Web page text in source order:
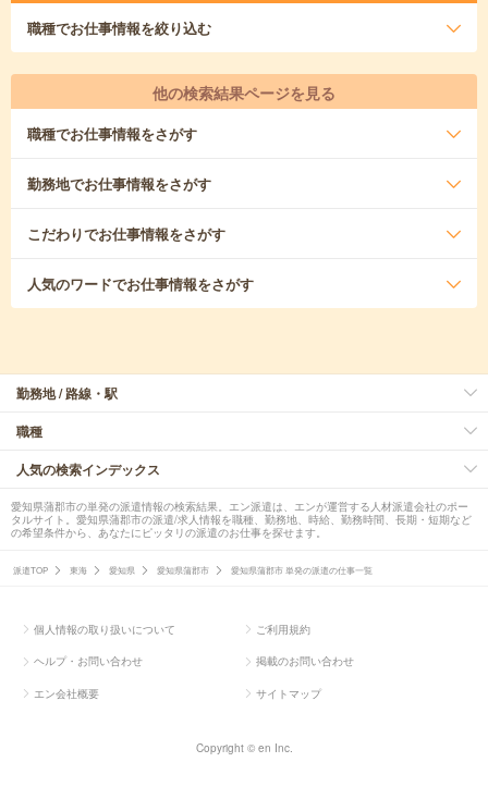
職種でお仕事情報を絞り込む
他の検索結果ページを見る
職種でお仕事情報をさがす
勤務地でお仕事情報をさがす
こだわりでお仕事情報をさがす
人気のワードでお仕事情報をさがす
勤務地 / 路線・駅
職種
人気の検索インデックス
愛知県蒲郡市の単発の派遣情報の検索結果。エン派遣は、エンが運営する人材派遣会社のポー
タルサイト。愛知県蒲郡市の派遣/求人情報を職種、勤務地、時給、勤務時間、長期・短期など
の希望条件から、あなたにピッタリの派遣のお仕事を探せます。
派遣TOP 東海 愛知県 愛知県蒲郡市 愛知県蒲郡市 単発の派遣の仕事一覧
個人情報の取り扱いについて ご利用規約
ヘルプ・お問い合わせ 掲載のお問い合わせ
エン会社概要 サイトマップ
Copyright © en Inc.